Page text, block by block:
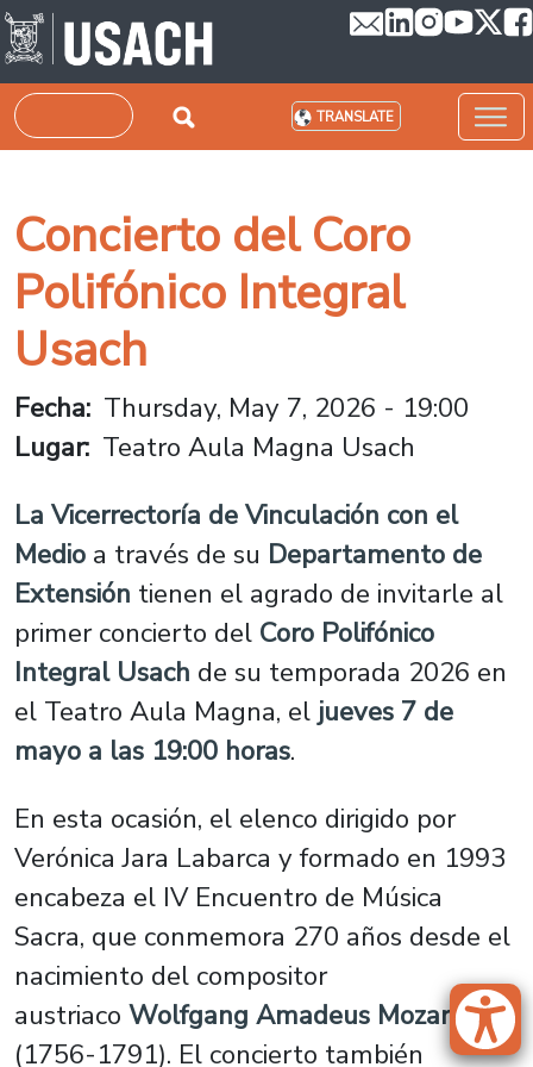
Skip to main content
Search TRANSLATE
Concierto del Coro
Polifónico Integral
Usach
Fecha Thursday, May 7, 2026 - 19:00
Lugar Teatro Aula Magna Usach
La Vicerrectoría de Vinculación con el
Medio a través de su Departamento de
Extensión tienen el agrado de invitarle al
primer concierto del Coro Polifónico
Integral Usach de su temporada 2026 en
el Teatro Aula Magna, el jueves 7 de
mayo a las 19:00 horas.
En esta ocasión, el elenco dirigido por
Verónica Jara Labarca y formado en 1993
encabeza el IV Encuentro de Música
Sacra, que conmemora 270 años desde el
nacimiento del compositor
austriaco Wolfgang Amadeus Mozart
(1756-1791). El concierto también